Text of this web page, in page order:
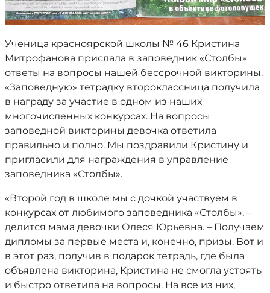
Ученица красноярской школы № 46 Кристина
Митрофанова прислала в заповедник «Столбы»
ответы на вопросы нашей бессрочной викторины.
«Заповедную» тетрадку второклассница получила
в награду за участие в одном из наших
многочисленных конкурсах. На вопросы
заповедной викторины девочка ответила
правильно и полно. Мы поздравили Кристину и
пригласили для награждения в управление
заповедника «Столбы».
«Второй год в школе мы с дочкой участвуем в
конкурсах от любимого заповедника «Столбы», –
делится мама девочки Олеся Юрьевна. – Получаем
дипломы за первые места и, конечно, призы. Вот и
в этот раз, получив в подарок тетрадь, где была
объявлена викторина, Кристина не смогла устоять
и быстро ответила на вопросы. На все из них,